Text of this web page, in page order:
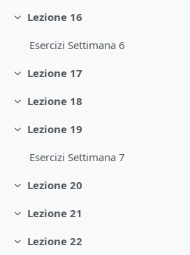
Minimizza
Lezione 16
Esercizi Settimana 6
Minimizza
Lezione 17
Minimizza
Lezione 18
Minimizza
Lezione 19
Esercizi Settimana 7
Minimizza
Lezione 20
Minimizza
Lezione 21
Minimizza
Lezione 22